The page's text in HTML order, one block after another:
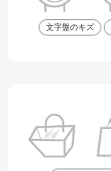
文字盤のキズ